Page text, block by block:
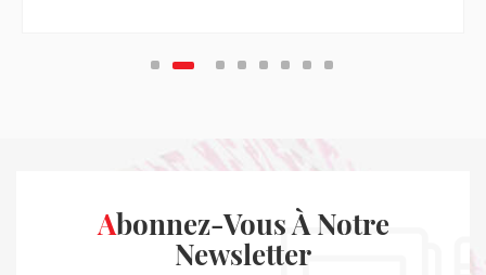
Abonnez-Vous À Notre
Newsletter